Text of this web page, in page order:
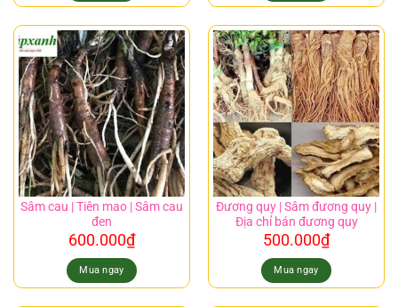
Sâm cau | Tiên mao | Sâm cau
đen
600.000₫
Mua ngay
Đương quy | Sâm đương quy |
Địa chỉ bán đương quy
500.000₫
Mua ngay